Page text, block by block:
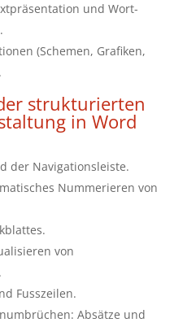
und Wort-
(Schemen, Grafiken,
strukturierten
in Word
der Navigationsleiste.
Nummerieren von
von
Fusszeilen.
Absätze und